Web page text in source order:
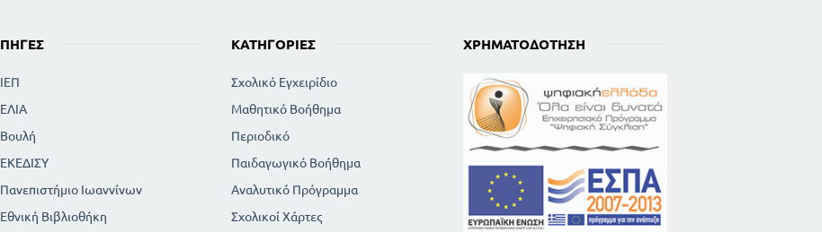
ΠΗΓΈΣ
ΙΕΠ
ΕΛΙΑ
Βουλή
ΕΚΕΔΙΣΥ
Πανεπιστήμιο Ιωαννίνων
Εθνική Βιβλιοθήκη
ΚΑΤΗΓΟΡΊΕΣ
Σχολικό Εγχειρίδιο
Μαθητικό Βοήθημα
Περιοδικό
Παιδαγωγικό Βοήθημα
Αναλυτικό Πρόγραμμα
Σχολικοί Χάρτες
ΧΡΗΜΑΤΟΔΌΤΗΣΗ